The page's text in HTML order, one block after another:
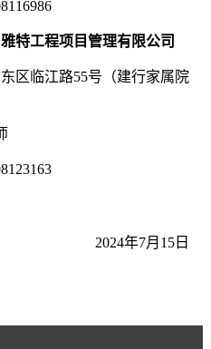
特工程项目管理有限公司
区临江路55号（建行家属院
2024年7月 15 日